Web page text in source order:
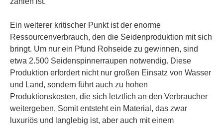
Ein weiterer kritischer Punkt ist der enorme
Ressourcenverbrauch, den die Seidenproduktion mit sich
bringt. Um nur ein Pfund Rohseide zu gewinnen, sind
etwa 2.500 Seidenspinnerraupen notwendig. Diese
Produktion erfordert nicht nur großen Einsatz von Wasser
und Land, sondern führt auch zu hohen
Produktionskosten, die sich letztlich an den Verbraucher
weitergeben. Somit entsteht ein Material, das zwar
luxuriös und langlebig ist, aber auch mit einem